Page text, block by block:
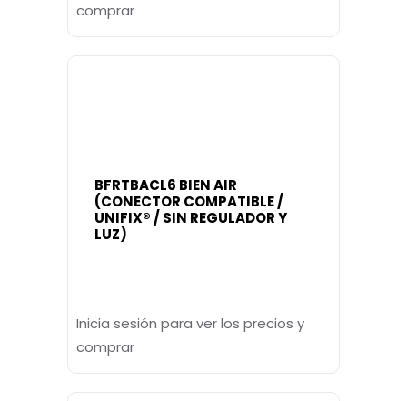
comprar
BFRTBACL6 BIEN AIR
(CONECTOR COMPATIBLE /
UNIFIX® / SIN REGULADOR Y
LUZ)
Inicia sesión para ver los precios y
comprar